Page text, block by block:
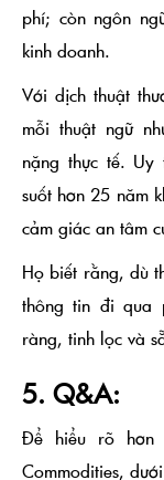
phí; còn ngôn
kinh doanh.
Với dịch thuật
mỗi thuật ngữ
nặng thực tế. Uy
suốt hơn 25 năm
cảm giác an tâm
Họ biết rằng, dù
thông tin đi qua
ràng, tinh lọc và
5. Q&A:
Để hiểu rõ hơn
Commodities,